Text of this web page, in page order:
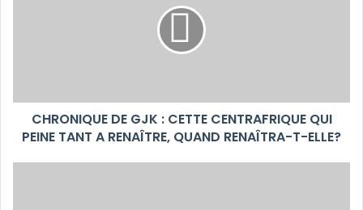
CHRONIQUE DE GJK : CETTE CENTRAFRIQUE QUI
PEINE TANT A RENAÎTRE, QUAND RENAÎTRA-T-ELLE?